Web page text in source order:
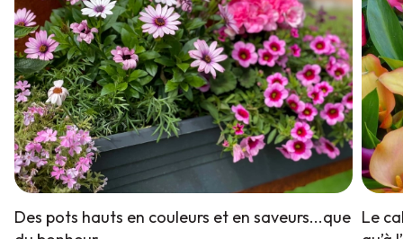
Des pots hauts en couleurs et en saveurs...que Le